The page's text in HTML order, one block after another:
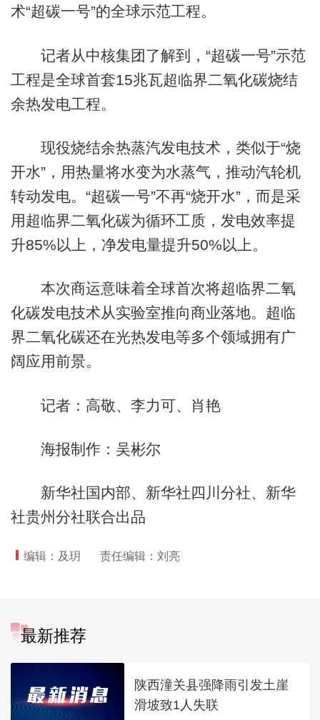
术“超碳一号”的全球示范工程。
记者从中核集团了解到，“超碳一号”示范
工程是全球首套15兆瓦超临界二氧化碳烧结
余热发电工程。
现役烧结余热蒸汽发电技术，类似于“烧
开水”，用热量将水变为水蒸气，推动汽轮机
转动发电。“超碳一号”不再“烧开水”，而是采
用超临界二氧化碳为循环工质，发电效率提
升85%以上，净发电量提升50%以上。
本次商运意味着全球首次将超临界二氧
化碳发电技术从实验室推向商业落地。超临
界二氧化碳还在光热发电等多个领域拥有广
阔应用前景。
记者：高敬、李力可、肖艳
海报制作：吴彬尔
新华社国内部、新华社四川分社、新华
社贵州分社联合出品
编辑：及玥 责任编辑：刘亮
最新推荐
陕西潼关县强降雨引发土崖
滑坡致1人失联